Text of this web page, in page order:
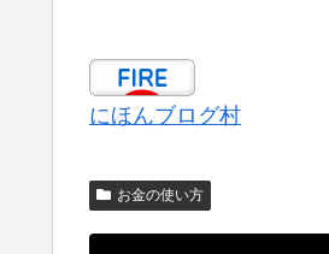
にほんブログ村
お金の使い方